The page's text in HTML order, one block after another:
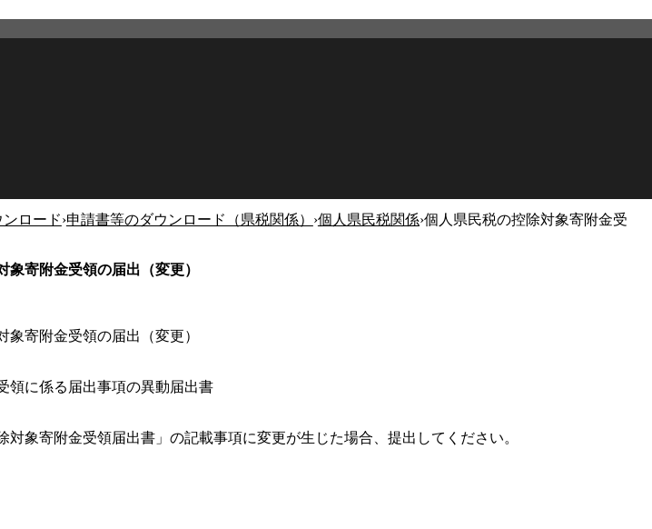
ロード›申請書等のダウンロード（県税関係） ›個人県民税関係›個人県民税の控除対象寄附金受
象寄附金受領の届出（変更）
象寄附金受領の届出（変更）
領に係る届出事項の異動届出書
対象寄附金受領届出書」の記載事項に変更が生じた場合、提出してください。